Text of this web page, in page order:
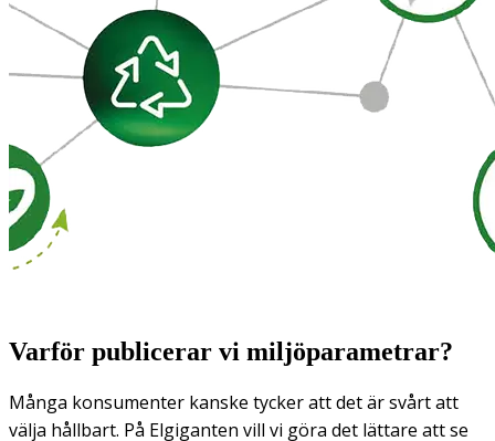
Varför publicerar vi miljöparametrar?
Många konsumenter kanske tycker att det är svårt att
välja hållbart. På Elgiganten vill vi göra det lättare att se